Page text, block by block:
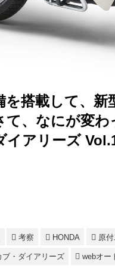
を搭載して、
て、なにが変
アリーズ
考察 HONDA 原
・ダイアリーズ webオー